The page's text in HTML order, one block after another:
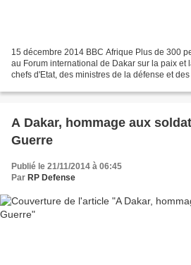
15 décembre 2014 BBC Afrique Plus de 300
au Forum international de Dakar sur la paix et
chefs d'Etat, des ministres de la défense et
A Dakar, hommage aux
Guerre
Publié le 21/11/2014 à 06:45
Par RP Defense